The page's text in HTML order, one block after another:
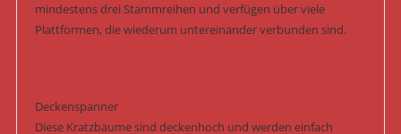
mindestens drei Stammreihen und verfügen über viele
Plattformen, die wiederum untereinander verbunden sind.
Deckenspanner
Diese Kratzbäume sind deckenhoch und werden einfach